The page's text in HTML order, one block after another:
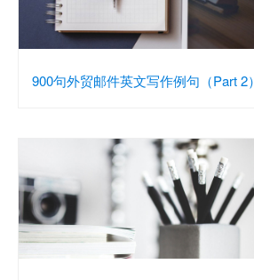
900句外贸邮件英文写作例句（Part 2）